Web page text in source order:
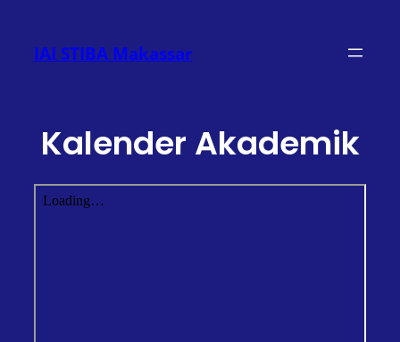
konten
IAI STIBA Makassar
Kalender Akademik